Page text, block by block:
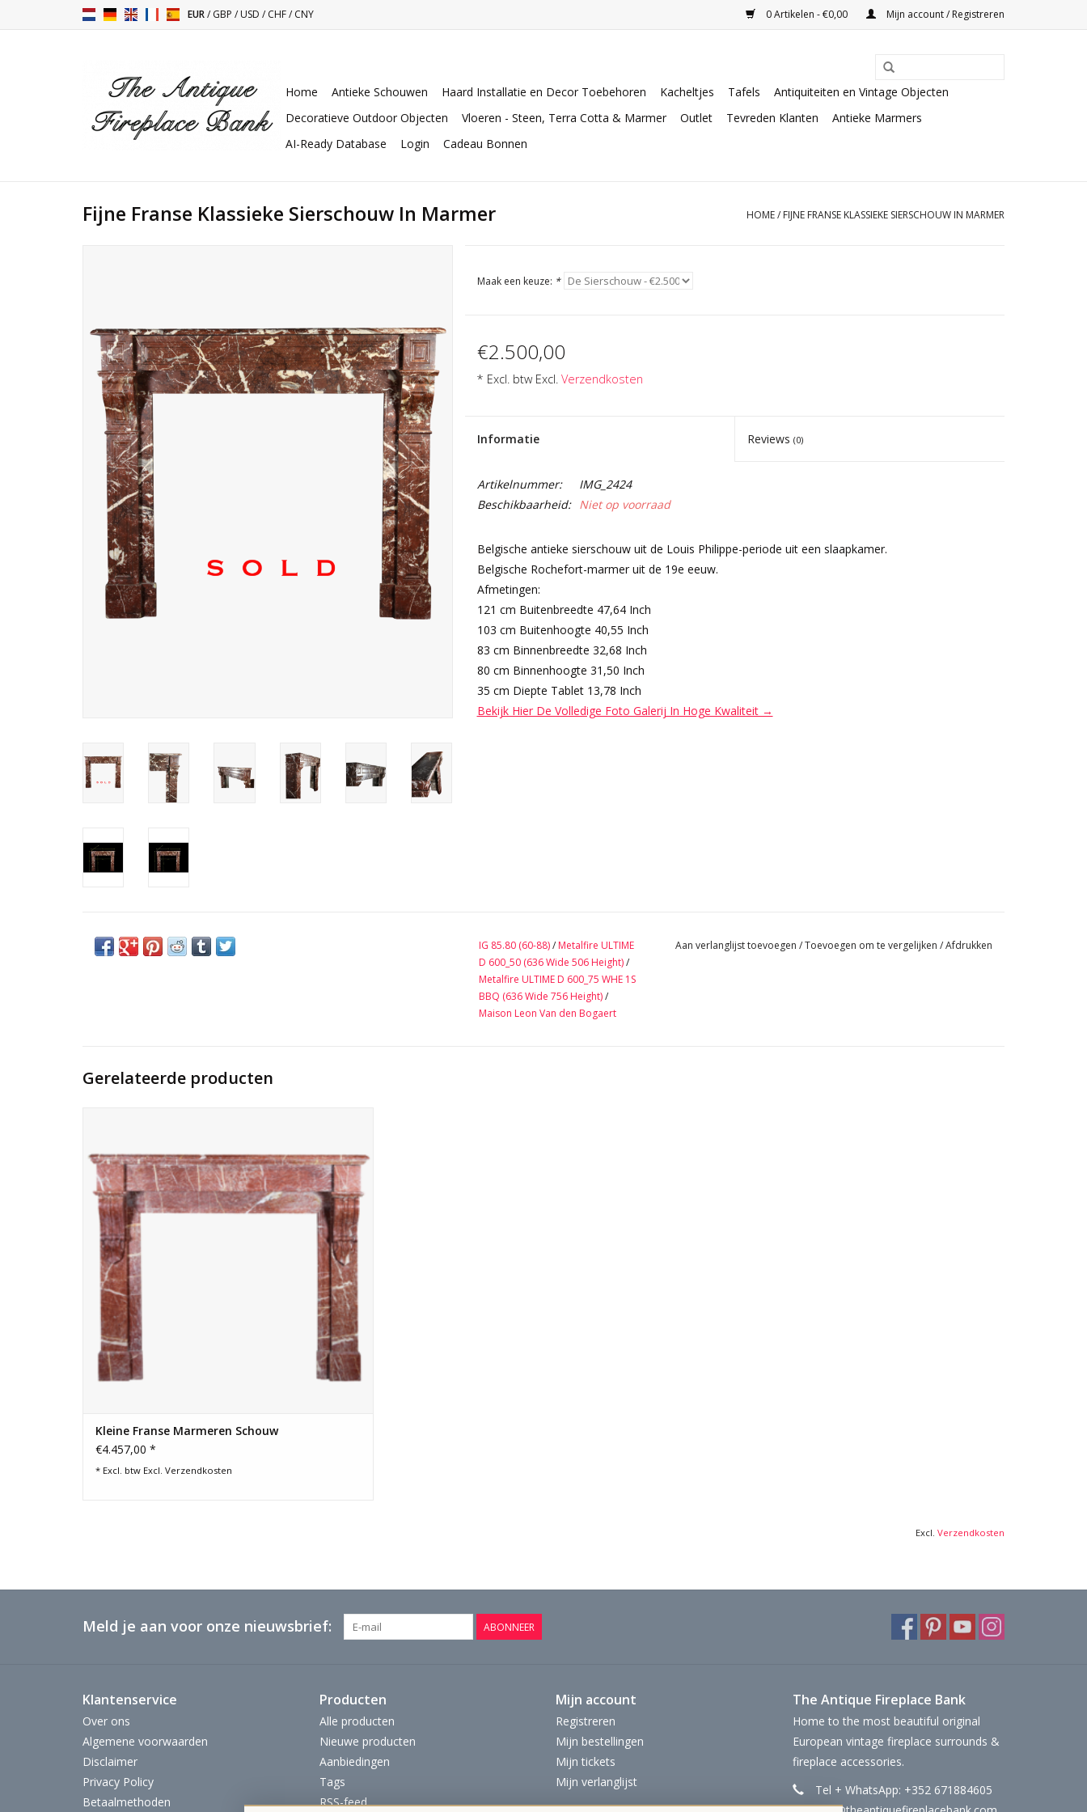
EUR/GBP /USD /CHF/CNY 0 Artikelen - €0,00 Mijn account / Registreren
Home Antieke Schouwen Haard Installatie en Decor Toebehoren Kacheltjes Tafels
Antiquiteiten en Vintage Objecten
Decoratieve Outdoor Objecten
Vloeren - Steen, Terra Cotta & Marmer Outlet Tevreden Klanten
Antieke Marmers
AI-Ready Database
Login Cadeau Bonnen
Fijne Franse Klassieke Sierschouw In Marmer HOME/ FIJNE FRANSE KLASSIEKE SIERSCHOUW IN MARMER
Maak een keuze: *
€2.500,00
* Excl. btw Excl. Verzendkosten
Informatie Reviews(0)
Artikelnummer:
IMG_2424
Beschikbaarheid:
Niet op voorraad
Belgische antieke sierschouw uit de Louis Philippe-periode uit een slaapkamer.
Belgische Rochefort-marmer uit de 19e eeuw.
Afmetingen:
121 cm Buitenbreedte 47,64 Inch
103 cm Buitenhoogte 40,55 Inch
83 cm Binnenbreedte 32,68 Inch
80 cm Binnenhoogte 31,50 Inch
35 cm Diepte Tablet 13,78 Inch
Bekijk Hier De Volledige Foto Galerij In Hoge Kwaliteit →
IG 85.80 (60-88)/ Metalfire ULTIME
D 600_50 (636 Wide 506 Height)/
Metalfire ULTIME D 600_75 WHE 1S
BBQ (636 Wide 756 Height)/
Maison Leon Van den Bogaert
Aan verlanglijst toevoegen /Toevoegen om te vergelijken /Afdrukken
Gerelateerde producten
Kleine Franse Marmeren Schouw
€4.457,00 *
* Excl. btw Excl. Verzendkosten
Excl. Verzendkosten
Meld je aan voor onze nieuwsbrief: ABONNEER
Klantenservice
Over ons
Algemene voorwaarden
Disclaimer
Privacy Policy
Betaalmethoden
Producten
Alle producten
Nieuwe producten
Aanbiedingen
Tags
RSS-feed
Mijn account
Registreren
Mijn bestellingen
Mijn tickets
Mijn verlanglijst
The Antique Fireplace Bank
Home to the most beautiful original
European vintage fireplace surrounds &
fireplace accessories.
Tel + WhatsApp: +352 671884605